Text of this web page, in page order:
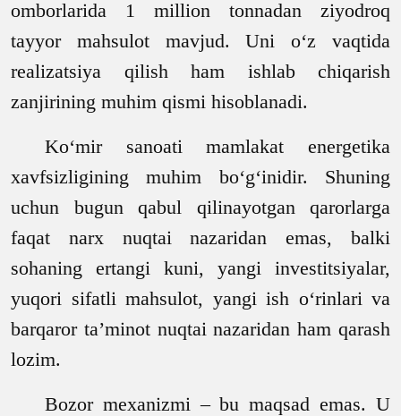
omborlarida 1 million tonnadan ziyodroq
tayyor mahsulot mavjud. Uni o‘z vaqtida
realizatsiya qilish ham ishlab chiqarish
zanjirining muhim qismi hisoblanadi.
Ko‘mir sanoati mamlakat energetika
xavfsizligining muhim bo‘g‘inidir. Shuning
uchun bugun qabul qilinayotgan qarorlarga
faqat narx nuqtai nazaridan emas, balki
sohaning ertangi kuni, yangi investitsiyalar,
yuqori sifatli mahsulot, yangi ish o‘rinlari va
barqaror ta’minot nuqtai nazaridan ham qarash
lozim.
Bozor mexanizmi–bu maqsad emas. U